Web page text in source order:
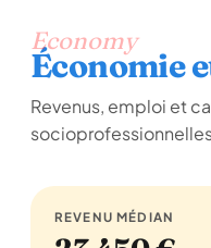
Economy
Économie
Revenus, emploi et
REVENU MÉDIAN